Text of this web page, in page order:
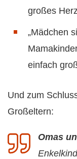
großes
„Mädchen
einfach
Und zum
Großeltern:
Omas